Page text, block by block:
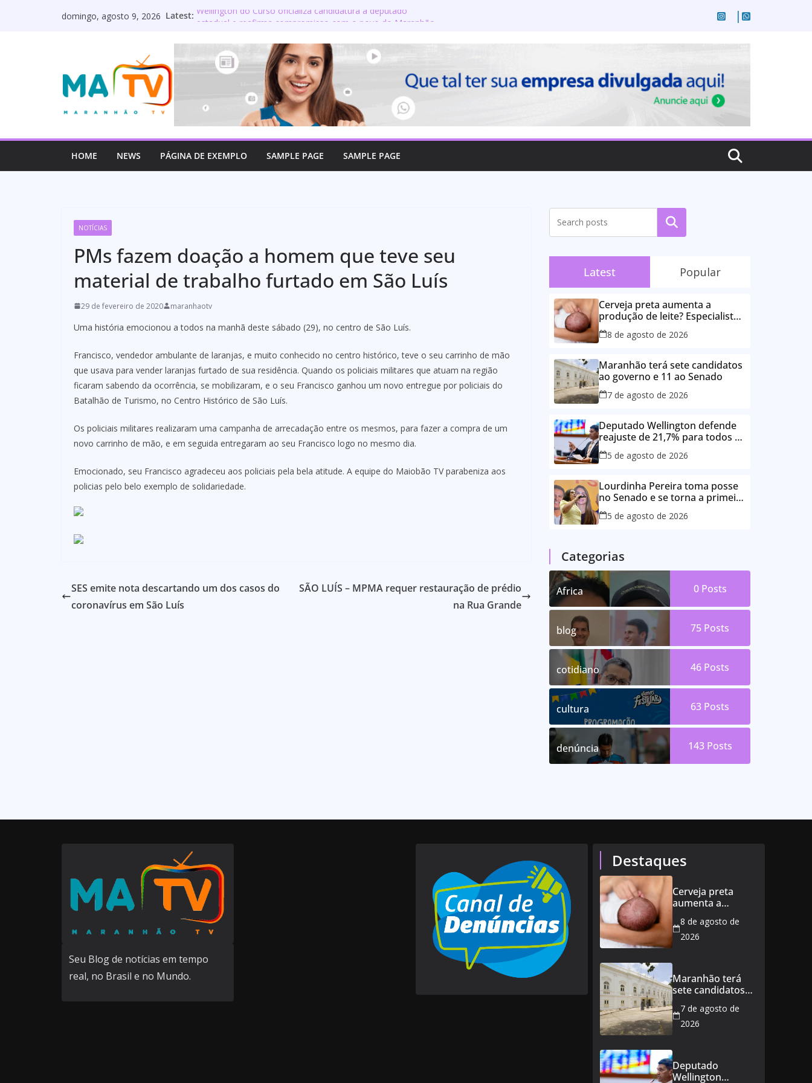
domingo, agosto 9, 2026 Latest: Wellington do Curso oficializa candidatura a deputado
esclarece as principais crenças sobre a alimentação durante
a amamentação
Maranhão terá sete candidatos ao governo e 11 ao Senado
Deputado Wellington defende reajuste de 21,7% para todos
os servidores públicos e aposentados do Maranhão
Lourdinha Pereira toma posse no Senado e se torna a
primeira senadora de Coroatá
HOME NEWS PÁGINA DE EXEMPLO SAMPLE PAGE SAMPLE PAGE
NOTÍCIAS
PMs fazem doação a homem que teve seu
material de trabalho furtado em São Luís
29 de fevereiro de 2020 maranhaotv
Uma história emocionou a todos na manhã deste sábado (29), no centro de São Luís.
Francisco, vendedor ambulante de laranjas, e muito conhecido no centro histórico, teve o seu carrinho de mão
que usava para vender laranjas furtado de sua residência. Quando os policiais militares que atuam na região
ficaram sabendo da ocorrência, se mobilizaram, e o seu Francisco ganhou um novo entregue por policiais do
Batalhão de Turismo, no Centro Histórico de São Luís.
Os policiais militares realizaram uma campanha de arrecadação entre os mesmos, para fazer a compra de um
novo carrinho de mão, e em seguida entregaram ao seu Francisco logo no mesmo dia.
Emocionado, seu Francisco agradeceu aos policiais pela bela atitude. A equipe do Maiobão TV parabeniza aos
policias pelo belo exemplo de solidariedade.
SES emite nota descartando um dos casos do
coronavírus em São Luís
SÃO LUÍS – MPMA requer restauração de prédio
na Rua Grande
Pesquisar
Latest Popular
Cerveja preta aumenta a
produção de leite? Especialista
esclarece as principais crenças
sobre a alimentação durante a
8 de agosto de 2026
Maranhão terá sete candidatos
ao governo e 11 ao Senado
7 de agosto de 2026
Deputado Wellington defende
reajuste de 21,7% para todos os
servidores públicos e
aposentados do Maranhão
5 de agosto de 2026
Lourdinha Pereira toma posse
no Senado e se torna a primeira
senadora de Coroatá
5 de agosto de 2026
Categorias
Africa 0 Posts
blog 75 Posts
cotidiano 46 Posts
cultura 63 Posts
denúncia 143 Posts
Seu Blog de notícias em tempo
real, no Brasil e no Mundo.
Destaques
Cerveja preta
aumenta a
Especialista
esclarece as
alimentação
durante a
amamentação
8 de agosto de
2026
Maranhão terá
sete candidatos
ao Senado
7 de agosto de
2026
Deputado
Wellington